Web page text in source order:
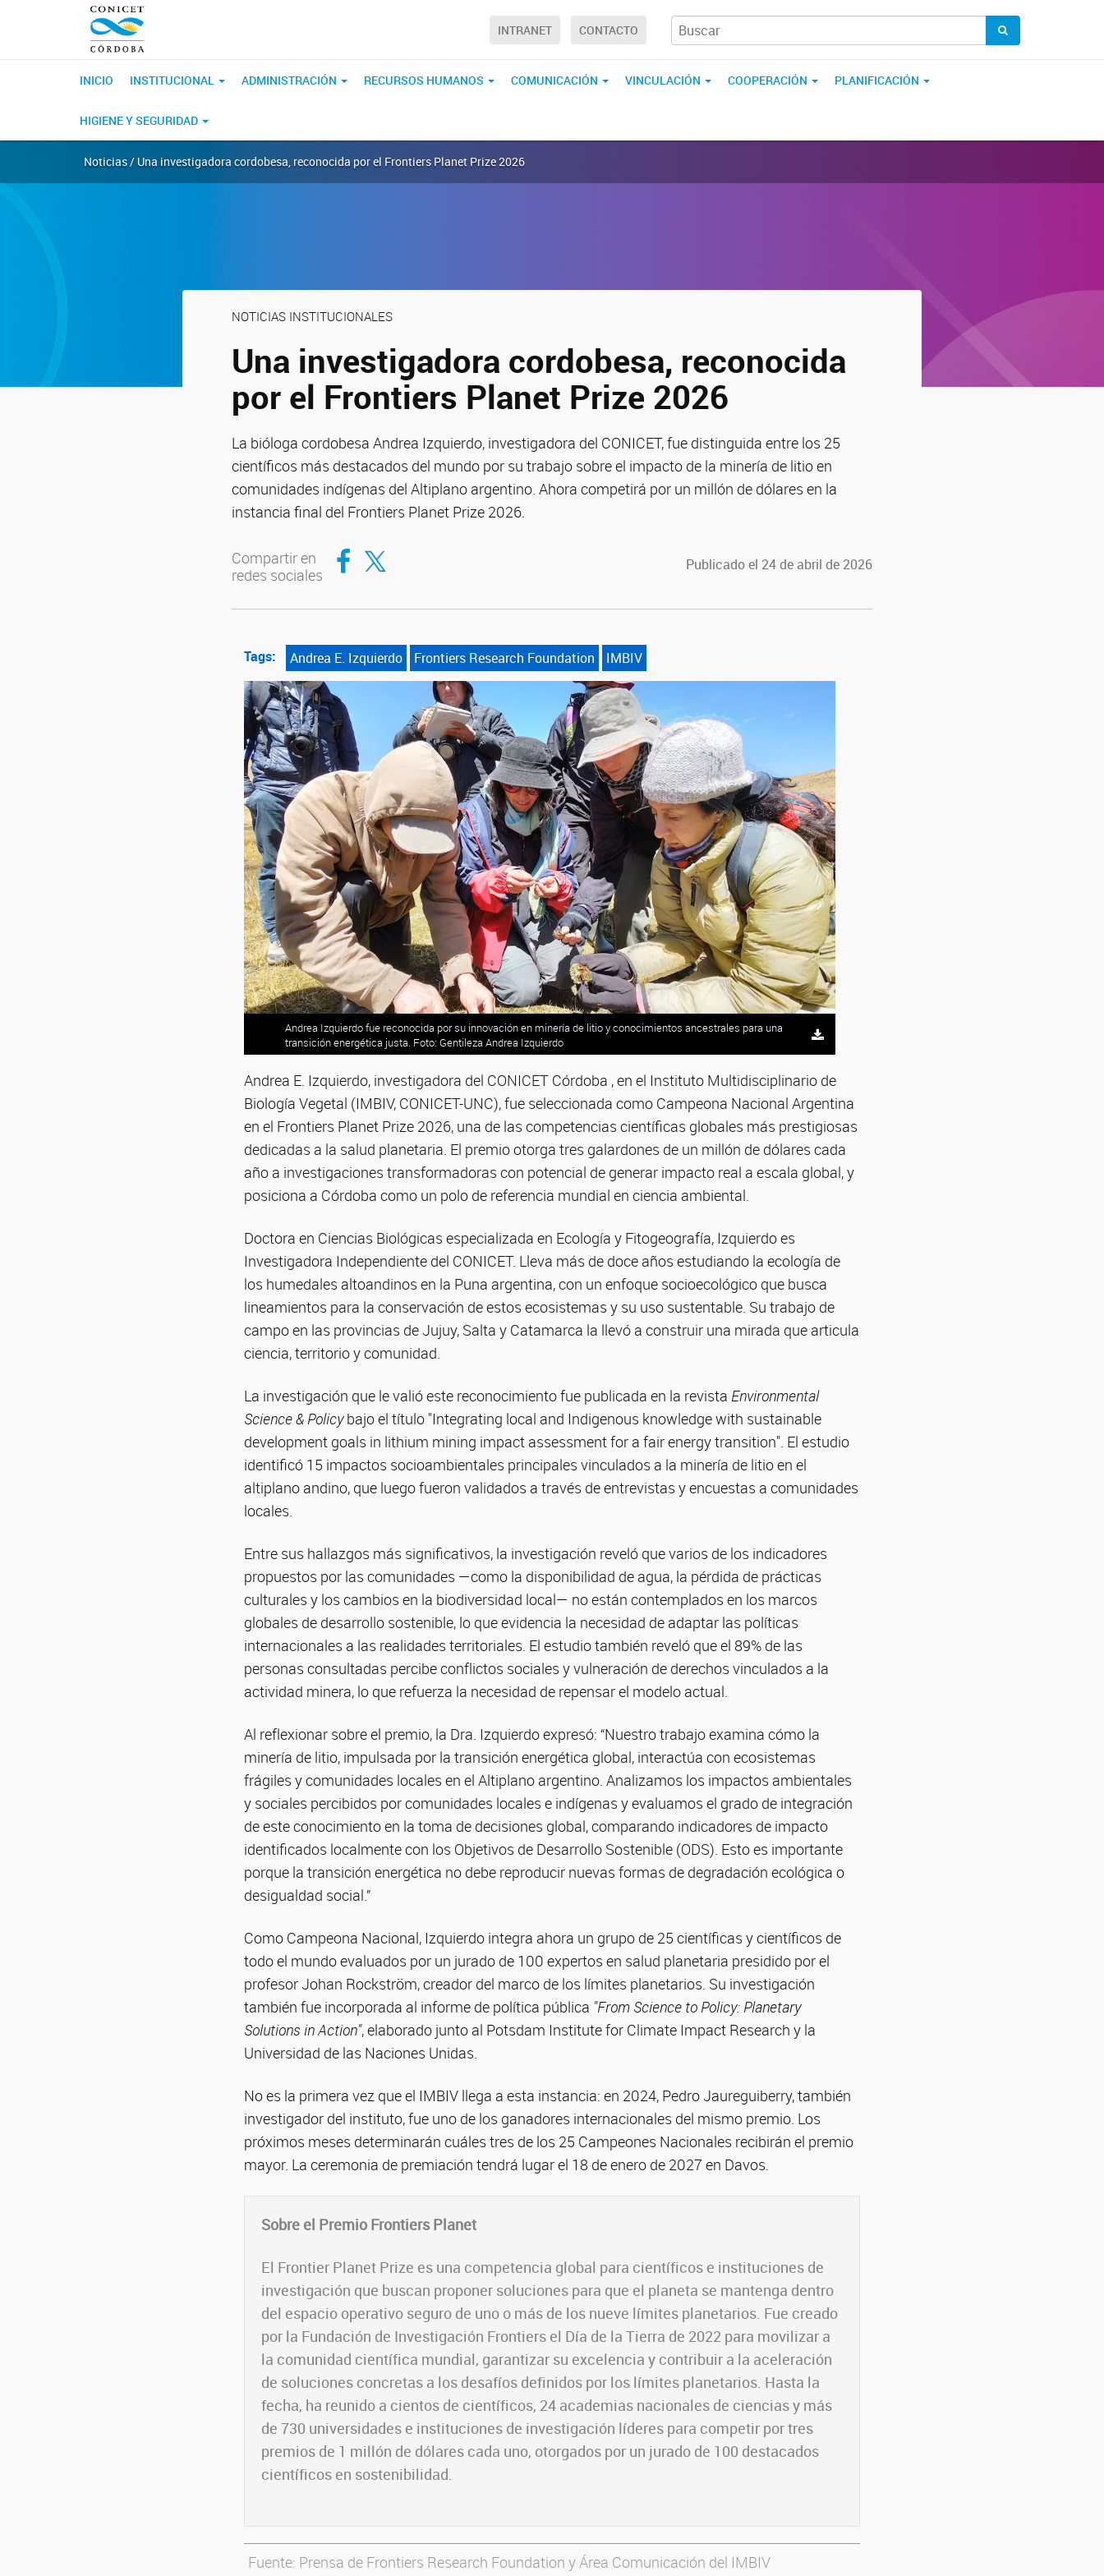
INTRANET CONTACTO
INICIO INSTITUCIONAL ADMINISTRACIÓN RECURSOS HUMANOS COMUNICACIÓN VINCULACIÓN COOPERACIÓN PLANIFICACIÓN
HIGIENE Y SEGURIDAD
Noticias / Una investigadora cordobesa, reconocida por el Frontiers Planet Prize 2026
NOTICIAS INSTITUCIONALES
Una investigadora cordobesa, reconocida
por el Frontiers Planet Prize 2026
La bióloga cordobesa Andrea Izquierdo, investigadora del CONICET, fue distinguida entre los 25
científicos más destacados del mundo por su trabajo sobre el impacto de la minería de litio en
comunidades indígenas del Altiplano argentino. Ahora competirá por un millón de dólares en la
instancia final del Frontiers Planet Prize 2026.
Compartir en
redes sociales
Compartir en Facebook
Compartir en Twitter Publicado el 24 de abril de 2026
Tags: Andrea E. Izquierdo Frontiers Research Foundation IMBIV
Andrea Izquierdo fue reconocida por su innovación en minería de litio y conocimientos ancestrales para una
transición energética justa. Foto: Gentileza Andrea Izquierdo
Andrea E. Izquierdo, investigadora del CONICET Córdoba , en el Instituto Multidisciplinario de
Biología Vegetal (IMBIV, CONICET-UNC), fue seleccionada como Campeona Nacional Argentina
en el Frontiers Planet Prize 2026, una de las competencias científicas globales más prestigiosas
dedicadas a la salud planetaria. El premio otorga tres galardones de un millón de dólares cada
año a investigaciones transformadoras con potencial de generar impacto real a escala global, y
posiciona a Córdoba como un polo de referencia mundial en ciencia ambiental.
Doctora en Ciencias Biológicas especializada en Ecología y Fitogeografía, Izquierdo es
Investigadora Independiente del CONICET. Lleva más de doce años estudiando la ecología de
los humedales altoandinos en la Puna argentina, con un enfoque socioecológico que busca
lineamientos para la conservación de estos ecosistemas y su uso sustentable. Su trabajo de
campo en las provincias de Jujuy, Salta y Catamarca la llevó a construir una mirada que articula
ciencia, territorio y comunidad.
La investigación que le valió este reconocimiento fue publicada en la revista Environmental
Science & Policybajo el título "Integrating local and Indigenous knowledge with sustainable
development goals in lithium mining impact assessment for a fair energy transition". El estudio
identificó 15 impactos socioambientales principales vinculados a la minería de litio en el
altiplano andino, que luego fueron validados a través de entrevistas y encuestas a comunidades
locales.
Entre sus hallazgos más significativos, la investigación reveló que varios de los indicadores
propuestos por las comunidades —como la disponibilidad de agua, la pérdida de prácticas
culturales y los cambios en la biodiversidad local— no están contemplados en los marcos
globales de desarrollo sostenible, lo que evidencia la necesidad de adaptar las políticas
internacionales a las realidades territoriales. El estudio también reveló que el 89% de las
personas consultadas percibe conflictos sociales y vulneración de derechos vinculados a la
actividad minera, lo que refuerza la necesidad de repensar el modelo actual.
Al reflexionar sobre el premio, la Dra. Izquierdo expresó: “Nuestro trabajo examina cómo la
minería de litio, impulsada por la transición energética global, interactúa con ecosistemas
frágiles y comunidades locales en el Altiplano argentino. Analizamos los impactos ambientales
y sociales percibidos por comunidades locales e indígenas y evaluamos el grado de integración
de este conocimiento en la toma de decisiones global, comparando indicadores de impacto
identificados localmente con los Objetivos de Desarrollo Sostenible (ODS). Esto es importante
porque la transición energética no debe reproducir nuevas formas de degradación ecológica o
desigualdad social.”
Como Campeona Nacional, Izquierdo integra ahora un grupo de 25 científicas y científicos de
todo el mundo evaluados por un jurado de 100 expertos en salud planetaria presidido por el
profesor Johan Rockström, creador del marco de los límites planetarios. Su investigación
también fue incorporada al informe de política pública "From Science to Policy: Planetary
Solutions in Action", elaborado junto al Potsdam Institute for Climate Impact Research y la
Universidad de las Naciones Unidas.
No es la primera vez que el IMBIV llega a esta instancia: en 2024, Pedro Jaureguiberry, también
investigador del instituto, fue uno de los ganadores internacionales del mismo premio. Los
próximos meses determinarán cuáles tres de los 25 Campeones Nacionales recibirán el premio
mayor. La ceremonia de premiación tendrá lugar el 18 de enero de 2027 en Davos.
Sobre el Premio Frontiers Planet
El Frontier Planet Prize es una competencia global para científicos e instituciones de
investigación que buscan proponer soluciones para que el planeta se mantenga dentro
del espacio operativo seguro de uno o más de los nueve límites planetarios. Fue creado
por la Fundación de Investigación Frontiers el Día de la Tierra de 2022 para movilizar a
la comunidad científica mundial, garantizar su excelencia y contribuir a la aceleración
de soluciones concretas a los desafíos definidos por los límites planetarios. Hasta la
fecha, ha reunido a cientos de científicos, 24 academias nacionales de ciencias y más
de 730 universidades e instituciones de investigación líderes para competir por tres
premios de 1 millón de dólares cada uno, otorgados por un jurado de 100 destacados
científicos en sostenibilidad.
Fuente: Prensa de Frontiers Research Foundation y Área Comunicación del IMBIV